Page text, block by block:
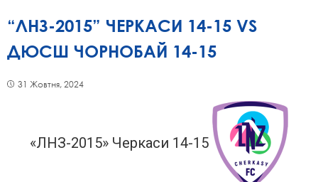
“ЛНЗ-2015” ЧЕРКАСИ 14-15 VS
ДЮСШ ЧОРНОБАЙ 14-15
31 Жовтня, 2024
«ЛНЗ-2015» Черкаси 14-15